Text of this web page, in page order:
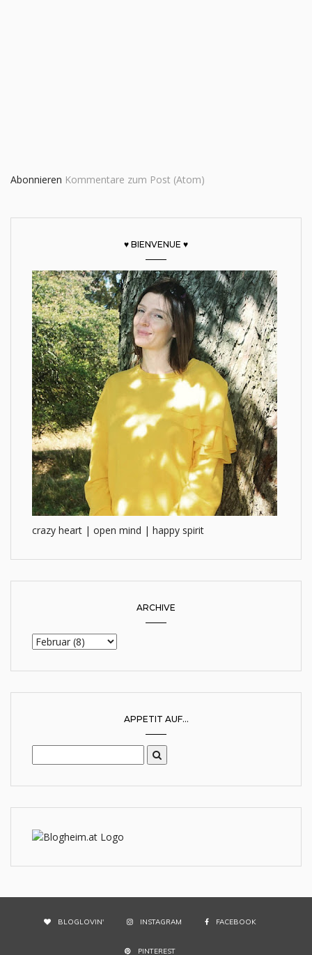
Abonnieren Kommentare zum Post (Atom)
♥ BIENVENUE ♥
crazy heart | open mind | happy spirit
ARCHIVE
APPETIT AUF...
BLOGLOVIN' INSTAGRAM FACEBOOK
PINTEREST